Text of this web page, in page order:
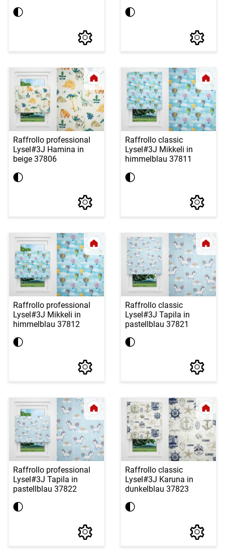
Raffrollo professional
Lysel #3J Hamina in
beige 37806
Raffrollo classic
Lysel #3J Mikkeli in
himmelblau 37811
Raffrollo professional
Lysel#3J Mikkeli in
himmelblau 37812
Raffrollo classic
Lysel#3J Tapila in
pastellblau 37821
Raffrollo professional
Lysel#3J Tapila in
pastellblau 37822
Raffrollo classic
Lysel#3J Karuna in
dunkelblau 37823